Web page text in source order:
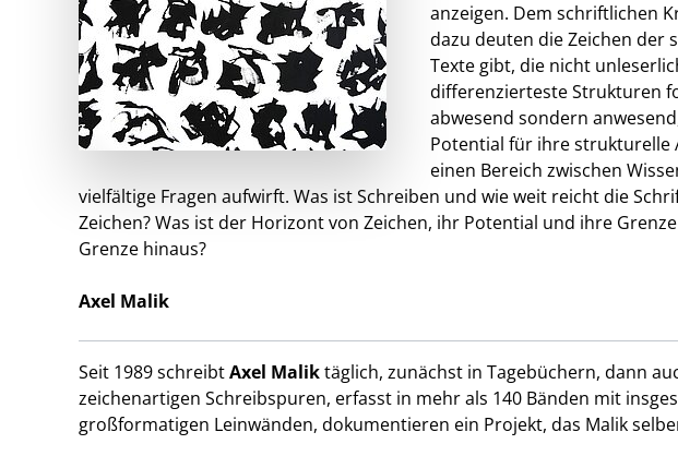
anzeigen. Dem schriftlichen
dazu deuten die Zeichen der
Texte gibt, die nicht
differenzierteste Strukturen
abwesend sondern
Potential für ihre strukturelle
einen Bereich zwischen
vielfältige Fragen aufwirft. Was ist Schreiben und wie weit reicht die
Zeichen? Was ist der Horizont von Zeichen, ihr Potential und ihre
Grenze hinaus?
Axel Malik
Seit 1989 schreibtAxel Maliktäglich, zunächst in Tagebüchern, dann
zeichenartigen Schreibspuren, erfasst in mehr als 140 Bänden mit
großformatigen Leinwänden, dokumentieren ein Projekt, das Malik